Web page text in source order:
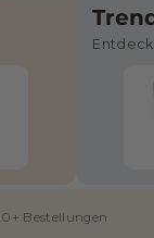
Bestellungen